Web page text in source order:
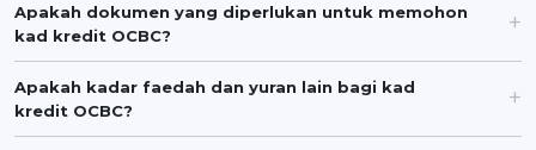
Apakah dokumen yang diperlukan untuk memohon
kad kredit OCBC?
Apakah kadar faedah dan yuran lain bagi kad
kredit OCBC?